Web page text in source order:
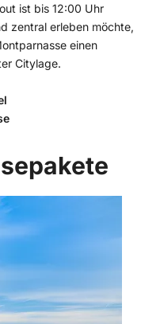
ist bis 12:00 Uhr
zentral erleben möchte,
einen
Citylage.